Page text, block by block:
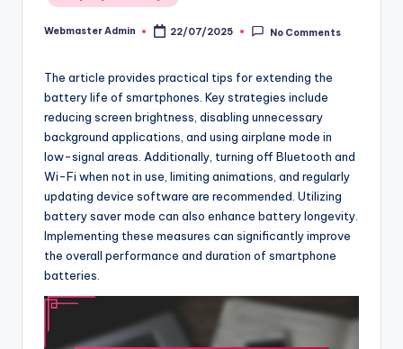
in
Posted
Webmaster Admin 22/07/2025 No Comments
The article provides practical tips for extending the
battery life of smartphones. Key strategies include
reducing screen brightness, disabling unnecessary
background applications, and using airplane mode in
low-signal areas. Additionally, turning off Bluetooth and
Wi-Fi when not in use, limiting animations, and regularly
updating device software are recommended. Utilizing
battery saver mode can also enhance battery longevity.
Implementing these measures can significantly improve
the overall performance and duration of smartphone
batteries.